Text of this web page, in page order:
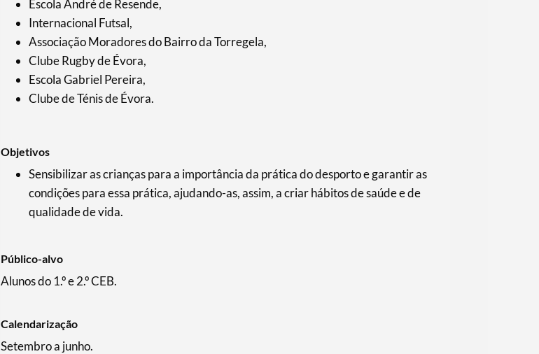
Escola André de Resende,
Internacional Futsal,
Associação Moradores do Bairro da Torregela,
Clube Rugby de Évora,
Escola Gabriel Pereira,
Clube de Ténis de Évora.
Objetivos
Sensibilizar as crianças para a importância da prática do desporto e garantir as
condições para essa prática, ajudando-as, assim, a criar hábitos de saúde e de
qualidade de vida.
Público-alvo
Alunos do 1.º e 2.º CEB.
Calendarização
Setembro a junho.